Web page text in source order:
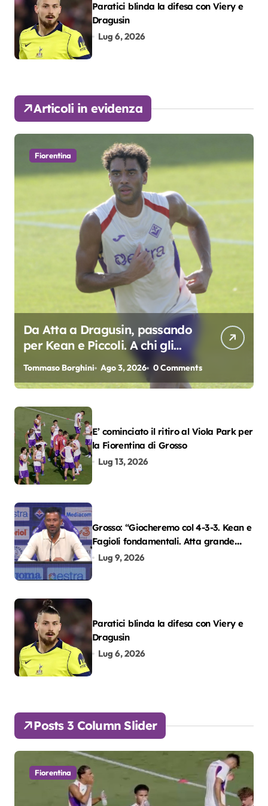
Paratici blinda la difesa con Viery e
Dragusin
Lug 6, 2026
Articoli in evidenza
Fiorentina
Da Atta a Dragusin, passando
per Kean e Piccoli. A chi gli
oscar del precampionato?
Tommaso Borghini Ago 3, 2026 0 Comments
E’ cominciato il ritiro al Viola Park per
la Fiorentina di Grosso
Lug 13, 2026
Grosso: “Giocheremo col 4-3-3. Kean e
Fagioli fondamentali. Atta grande
colpo”
Lug 9, 2026
Paratici blinda la difesa con Viery e
Dragusin
Lug 6, 2026
Posts 3 Column Slider
Fiorentina